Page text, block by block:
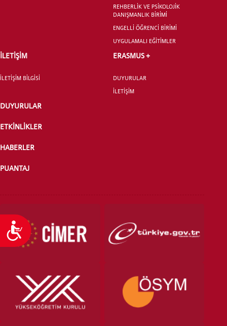
Ulaşılabilirlik
REHBERLİK VE PSİKOLOJİK
DANIŞMANLIK BİRİMİ
ENGELLİ ÖĞRENCİ BİRİMİ
UYGULAMALI EĞİTİMLER
İLETİŞİM
İLETİŞİM BİLGİSİ
ERASMUS +
DUYURULAR
İLETİŞİM
DUYURULAR
ETKİNLİKLER
HABERLER
PUANTAJ